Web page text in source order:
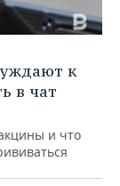
к
в чат
и что